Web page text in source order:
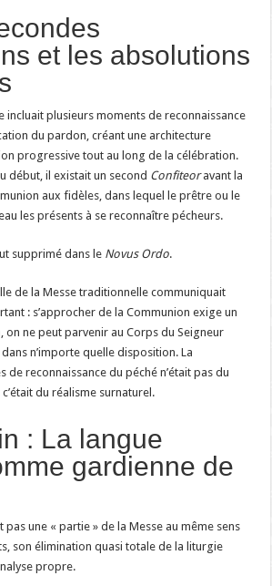
et les absolutions
incluait plusieurs moments de reconnaissance
du pardon, créant une architecture
progressive tout au long de la célébration.
début, il existait un second Confiteoravant la
aux fidèles, dans lequel le prêtre ou le
les présents à se reconnaître pécheurs.
supprimé dans le Novus Ordo.
de la Messe traditionnelle communiquait
: s’approcher de la Communion exige un
on ne peut parvenir au Corps du Seigneur
n’importe quelle disposition. La
de reconnaissance du péché n’était pas du
du réalisme surnaturel.
: La langue
gardienne de
pas une « partie » de la Messe au même sens
son élimination quasi totale de la liturgie
propre.